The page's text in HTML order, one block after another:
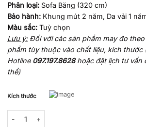
Phân loại: Sofa Băng (320 cm)
Bảo hành: Khung mút 2 năm, Da vải 1
Màu sắc: Tuỳ chọn
Lưu ý: Đối với các sản phẩm may đo
phẩm tùy thuộc vào chất liệu, kích thước
Hotline 097.197.8628hoặc đặt lịch tư vấn
thể)
Kích thước